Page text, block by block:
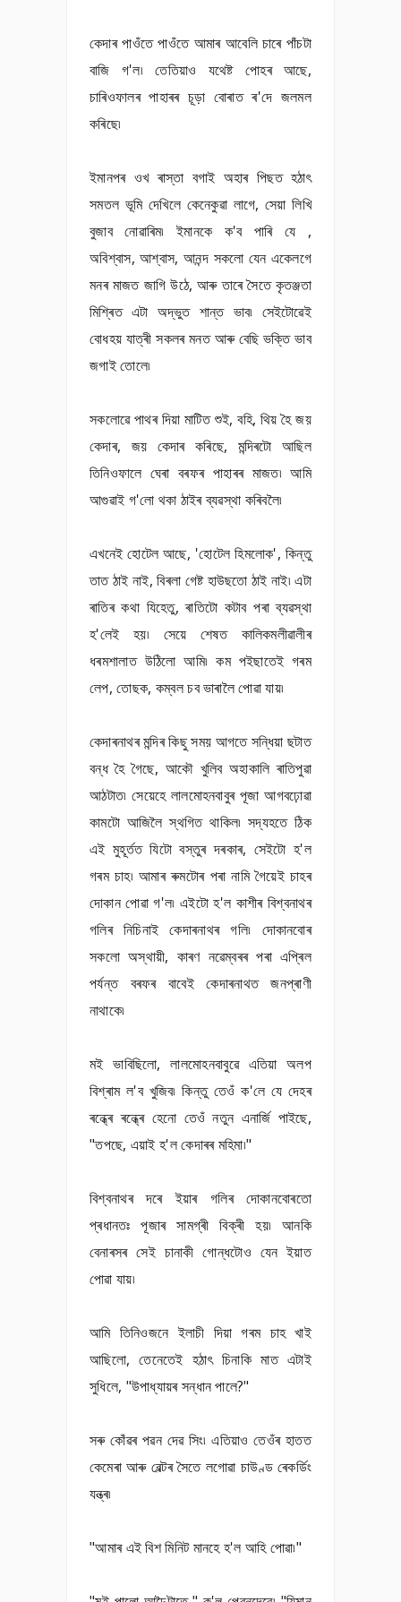
কেদাৰ পাওঁতে পাওঁতে আমাৰ আবেলি চাৰে পাঁচটা
বাজি গ'ল৷ তেতিয়াও যথেষ্ট পোহৰ আছে,
চাৰিওফালৰ পাহাৰৰ চূড়া বোৰাত ৰ'দে জলমল
কৰিছে৷
ইমানপৰ ওখ ৰাস্তা বগাই অহাৰ পিছত হঠাৎ
সমতল ভূমি দেখিলে কেনেকুৱা লাগে, সেয়া লিখি
বুজাব নোৱাৰিম৷ ইমানকে ক'ব পাৰি যে ,
অবিশ্বাস, আশ্বাস, আনন্দ সকলো যেন একেলগে
মনৰ মাজত জাগি উঠে, আৰু তাৰে সৈতে কৃতঞ্জতা
মিশ্ৰিত এটা অদ্ভুত শান্ত ভাব৷ সেইটোৱেই
বোধহয় যাত্ৰী সকলৰ মনত আৰু বেছি ভক্তি ভাব
জগাই তোলে৷
সকলোৱে পাথৰ দিয়া মাটিত শুই, বহি, থিয় হৈ জয়
কেদাৰ, জয় কেদাৰ কৰিছে, মন্দিৰটো আছিল
তিনিওফালে ঘেৰা বৰফৰ পাহাৰৰ মাজত৷ আমি
আগুৱাই গ'লো থকা ঠাইৰ ব্যৱস্থা কৰিবলৈ৷
এখনেই হোটেল আছে, 'হোটেল হিমলোক', কিন্তু
তাত ঠাই নাই, বিৰলা গেষ্ট হাউছতো ঠাই নাই৷ এটা
ৰাতিৰ কথা যিহেতু, ৰাতিটো কটাব পৰা ব্যৱস্থা
হ'লেই হয়৷ সেয়ে শেষত কালিকমলীৱালীৰ
ধৰমশালাত উঠিলো আমি৷ কম পইছাতেই গৰম
লেপ, তোছক, কম্বল চব ভাৰালৈ পোৱা যায়৷
কেদাৰনাথৰ মন্দিৰ কিছু সময় আগতে সন্ধিয়া ছটাত
বন্ধ হৈ গৈছে, আকৌ খুলিব অহাকালি ৰাতিপুৱা
আঠটাত৷ সেয়েহে লালমোহনবাবুৰ পূজা আগবঢ়োৱা
কামটো আজিলৈ স্থগিত থাকিল৷ সদ্যহতে ঠিক
এই মুহূৰ্তত যিটো বস্তুৰ দৰকাৰ, সেইটো হ'ল
গৰম চাহ৷ আমাৰ ৰুমটোৰ পৰা নামি গৈয়েই চাহৰ
দোকান পোৱা গ'ল৷ এইটো হ'ল কাশীৰ বিশ্বনাথৰ
গলিৰ নিচিনাই কেদাৰনাথৰ গলি৷ দোকানবোৰ
সকলো অস্থায়ী, কাৰণ নৱেম্বৰৰ পৰা এপ্ৰিল
পৰ্যন্ত বৰফৰ বাবেই কেদাৰনাথত জনপ্ৰাণী
নাথাকে৷
মই ভাবিছিলো, লালমোহনবাবুৱে এতিয়া অলপ
বিশ্ৰাম ল'ব খুজিব৷ কিন্তু তেওঁ ক'লে যে দেহৰ
ৰন্ধ্ৰে ৰন্ধ্ৰে হেনো তেওঁ নতুন এনাৰ্জি পাইছে,
"তপছে, এয়াই হ'ল কেদাৰৰ মহিমা৷"
বিশ্বনাথৰ দৰে ইয়াৰ গলিৰ দোকানবোৰতো
প্ৰধানতঃ পূজাৰ সামগ্ৰী বিক্ৰী হয়৷ আনকি
বেনাৰসৰ সেই চানাকী গোন্ধটোও যেন ইয়াত
পোৱা যায়৷
আমি তিনিওজনে ইলাচী দিয়া গৰম চাহ খাই
আছিলো, তেনেতেই হঠাৎ চিনাকি মাত এটাই
সুধিলে, "উপাধ্যায়ৰ সন্ধান পালে?"
সৰু কোঁৱৰ পৱন দেৱ সিং৷ এতিয়াও তেওঁৰ হাতত
কেমেৰা আৰু বেল্টৰ সৈতে লগোৱা চাউণ্ড ৰেকৰ্ডিং
যন্ত্ৰ৷
"আমাৰ এই বিশ মিনিট মানহে হ'ল আহি পোৱা৷"